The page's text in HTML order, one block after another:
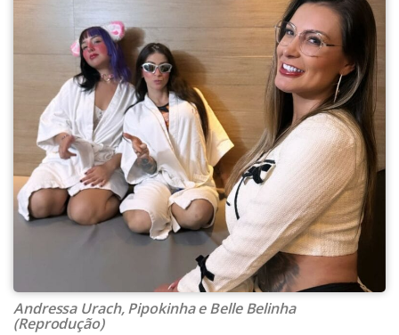
Andressa Urach, Pipokinha e Belle Belinha
(Reprodução)